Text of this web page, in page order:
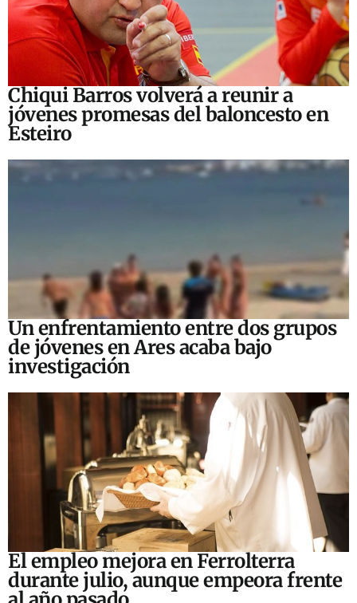
Chiqui Barros volverá a reunir a
jóvenes promesas del baloncesto en
Esteiro
Un enfrentamiento entre dos grupos
de jóvenes en Ares acaba bajo
investigación
El empleo mejora en Ferrolterra
durante julio, aunque empeora frente